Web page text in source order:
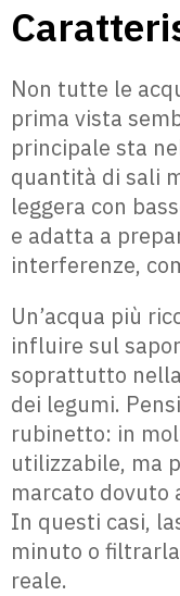
Non tutte le
prima vista
principale sta
quantità di sali
leggera con
e adatta a
interferenze,
Un’acqua più
influire sul
soprattutto
dei legumi.
rubinetto: in
utilizzabile, ma
marcato
In questi casi,
minuto o
reale.